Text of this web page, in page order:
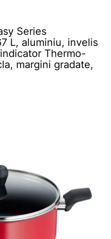
Series
L, aluminiu, invelis
Thermo-
margini gradate,